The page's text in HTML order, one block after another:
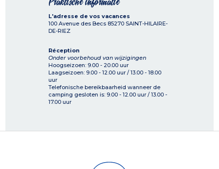
L'adresse de vos vacances
100 Avenue des Becs 85270 SAINT-HILAIRE-
DE-RIEZ
Réception
Onder voorbehoud van wijzigingen
Hoogseizoen: 9.00 - 20.00 uur
Laagseizoen: 9.00 - 12.00 uur / 13.00 - 18.00
uur
Telefonische bereikbaarheid wanneer de
camping gesloten is: 9.00 - 12.00 uur / 13.00 -
17.00 uur